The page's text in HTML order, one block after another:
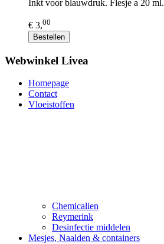
Inkt voor blauwdruk. Flesje a 20 ml.
€ 3,00
Bestellen
Webwinkel Livea
Homepage
Contact
Vloeistoffen
Chemicalien
Reymerink
Desinfectie middelen
Mesjes, Naalden & containers